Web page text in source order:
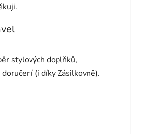
je 5 z 5 hvězdiček.
stylových doplňků,
(i díky Zásilkovně).
je 5 z 5 hvězdiček.